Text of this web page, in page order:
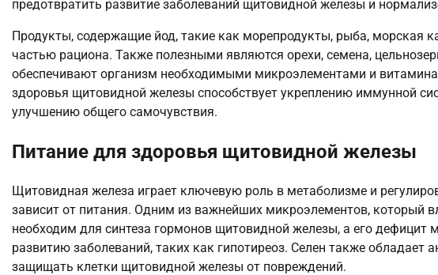
предотвратить развитие заболеваний щитовидной железы и
Продукты, содержащие йод, такие как морепродукты, рыба, морская
частью рациона. Также полезными являются орехи, семена,
обеспечивают организм необходимыми микроэлементами и
здоровья щитовидной железы способствует укреплению иммунной
улучшению общего самочувствия.
Питание для здоровья щитовидной железы
Щитовидная железа играет ключевую роль в метаболизме и
зависит от питания. Одним из важнейших микроэлементов, который
необходим для синтеза гормонов щитовидной железы, а его дефицит
развитию заболеваний, таких как гипотиреоз. Селен также обладает
защищать клетки щитовидной железы от повреждений.